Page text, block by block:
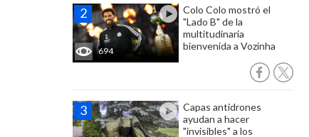
694
Colo Colo mostró el
"Lado B" de la
multitudinaria
bienvenida a Vozinha
Capas antidrones
ayudan a hacer
"invisibles" a los